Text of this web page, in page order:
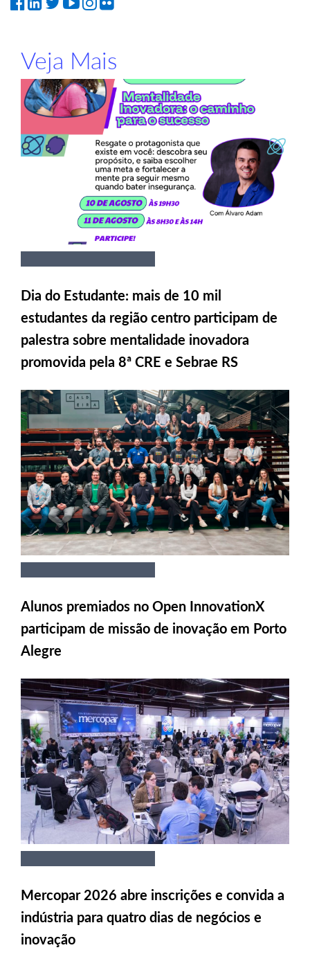
Veja Mais
Dia do Estudante: mais de 10 mil
estudantes da região centro participam de
palestra sobre mentalidade inovadora
promovida pela 8ª CRE e Sebrae RS
Alunos premiados no Open InnovationX
participam de missão de inovação em Porto
Alegre
Mercopar 2026 abre inscrições e convida a
indústria para quatro dias de negócios e
inovação